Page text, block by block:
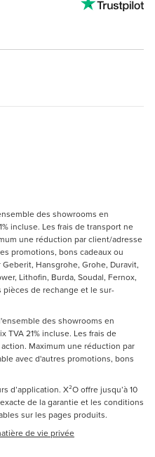
des showrooms en
incluse. Les frais de transport ne
une réduction par client/adresse
promotions, bons cadeaux ou
Hansgrohe, Grohe, Duravit,
Lithofin, Burda, Soudal, Fernox,
pièces de rechange et le sur-
des showrooms en
TVA 21% incluse. Les frais de
Maximum une réduction par
avec d'autres promotions, bons
d’application. X²O offre jusqu’à 10
de la garantie et les conditions
sur les pages produits.
de vie privée